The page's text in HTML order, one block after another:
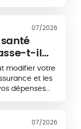
incluant
peut
pour des
07/2026
t-il
?
modifier votre
et les
dépenses
conserver ou
07/2026